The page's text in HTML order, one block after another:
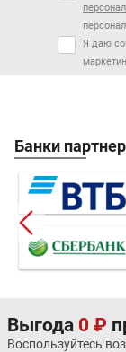
Я даю
Банки
Выгода 0 ₽
Воспользуйтесь